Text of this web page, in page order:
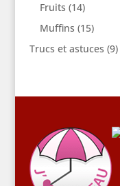
Fruits (14)
Muffins (15)
Trucs et astuces (9)